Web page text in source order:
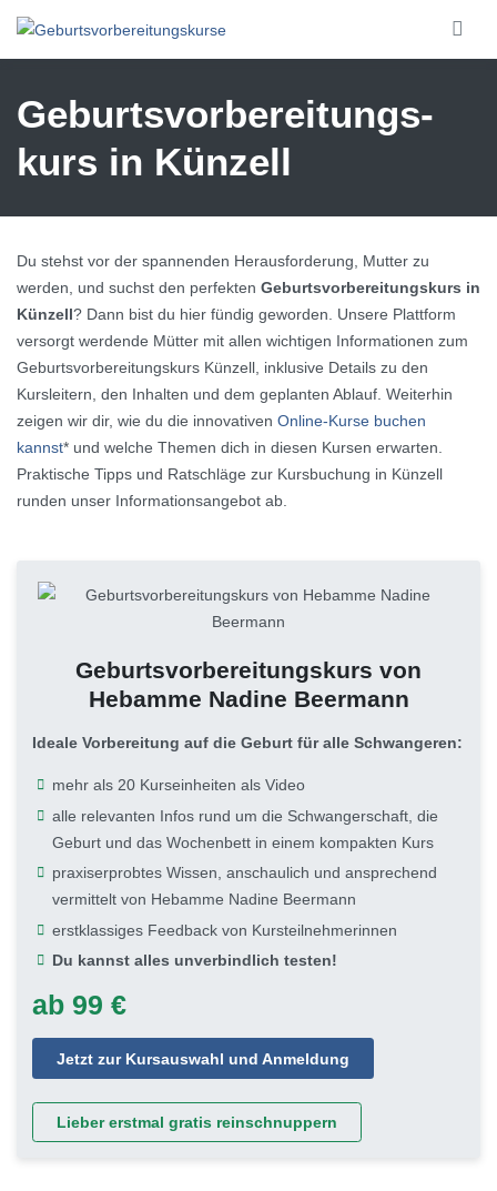
Geburtsvorbereitungs­
kurs in Künzell
Du stehst vor der spannenden Herausforderung, Mutter zu
werden, und suchst den perfekten Geburtsvorbereitungskurs in
Künzell? Dann bist du hier fündig geworden. Unsere Plattform
versorgt werdende Mütter mit allen wichtigen Informationen zum
Geburtsvorbereitungskurs Künzell, inklusive Details zu den
Kursleitern, den Inhalten und dem geplanten Ablauf. Weiterhin
zeigen wir dir, wie du die innovativen Online-Kurse buchen
kannst* und welche Themen dich in diesen Kursen erwarten.
Praktische Tipps und Ratschläge zur Kursbuchung in Künzell
runden unser Informationsangebot ab.
Geburtsvorbereitungskurs von
Hebamme Nadine Beermann
Ideale Vorbereitung auf die Geburt für alle Schwangeren:
mehr als 20 Kurseinheiten als Video
alle relevanten Infos rund um die Schwangerschaft, die
Geburt und das Wochenbett in einem kompakten Kurs
praxiserprobtes Wissen, anschaulich und ansprechend
vermittelt von Hebamme Nadine Beermann
erstklassiges Feedback von Kursteilnehmerinnen
Du kannst alles unverbindlich testen!
ab 99 €
Jetzt zur Kursauswahl und Anmeldung
Lieber erstmal gratis reinschnuppern